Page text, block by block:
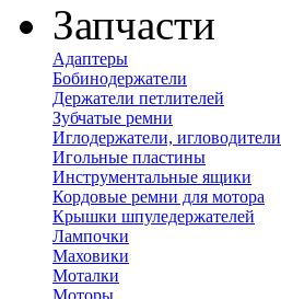
Запчасти
Адаптеры
Бобинодержатели
Держатели петлителей
Зубчатые ремни
Иглодержатели, игловодители
Игольные пластины
Инструментальные ящики
Кордовые ремни для мотора
Крышки шпуледержателей
Лампочки
Маховики
Моталки
Моторы